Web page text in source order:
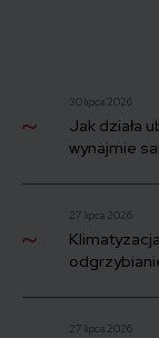
30 lipca 2026
Jak działa
wynajmie
27 lipca 2026
27 lipca 2026